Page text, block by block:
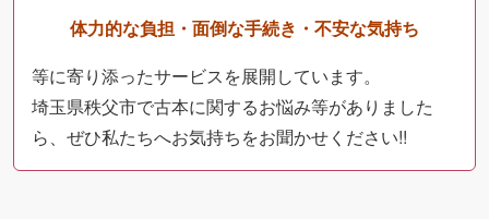
体力的な負担・面倒な手続き・不安な気持ち
等に寄り添ったサービスを展開しています。
埼玉県秩父市で古本に関するお悩み等がありました
ら、ぜひ私たちへお気持ちをお聞かせください!!